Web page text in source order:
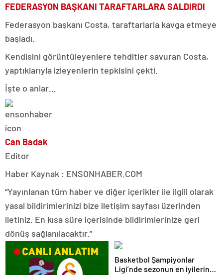
FEDERASYON BAŞKANI TARAFTARLARA SALDIRDI
Federasyon başkanı Costa, taraftarlarla kavga etmeye
başladı.
Kendisini görüntüleyenlere tehditler savuran Costa,
yaptıklarıyla izleyenlerin tepkisini çekti.
İşte o anlar…
Can Badak
Editor
Haber Kaynak : ENSONHABER.COM
“Yayınlanan tüm haber ve diğer içerikler ile ilgili olarak
yasal bildirimlerinizi bize iletişim sayfası üzerinden
iletiniz. En kısa süre içerisinde bildirimlerinize geri
dönüş sağlanılacaktır.”
Basketbol Şampiyonlar
Ligi’nde sezonun en iyilerine